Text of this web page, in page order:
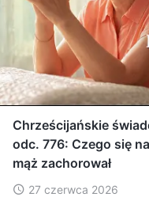
Chrześcijańskie
odc. 776: Czego się
mąż zachorował
27 czerwca 2026